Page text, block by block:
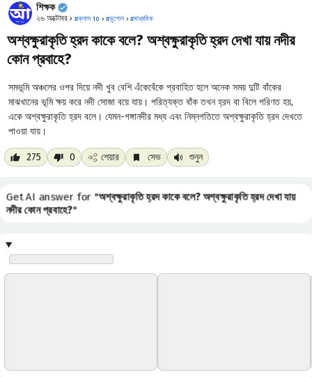
শিক্ষক
২৬ অক্টোবর › #ক্লাস 10 › #ভূগোল › #মাধ্যমিক
অশ্বক্ষুরাকৃতি হ্রদ কাকে বলে? অশ্বক্ষুরাকৃতি হ্রদ দেখা যায় নদীর
কোন প্রবাহে?
সমভূমি অঞ্চলের ওপর দিয়ে নদী খুব বেশি এঁকেবেঁকে প্রবাহিত হলে অনেক সময় দুটি বাঁকের
মাঝখানের ভূমি ক্ষয় করে নদী সোজা বয়ে যায়। পরিত্যক্ত বাঁক তখন হ্রদ বা বিলে পরিণত হয়,
একে অশ্বক্ষুরাকৃতি হ্রদ বলে। যেমন-গঙ্গানদীর মধ্য এবং নিম্নগতিতে অশ্বক্ষুরাকৃতি হ্রদ দেখতে
পাওয়া যায়।
275 0 শেয়ার সেভ শুনুন
Get AI answer for "অশ্বক্ষুরাকৃতি হ্রদ কাকে বলে? অশ্বক্ষুরাকৃতি হ্রদ দেখা যায়
নদীর কোন প্রবাহে?